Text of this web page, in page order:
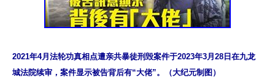
2021年4月法轮功真相点遭亲共暴徒刑毁案件于2023年3月28日在九龙
城法院续审，案件显示被告背后有“大佬”。（大纪元制图）